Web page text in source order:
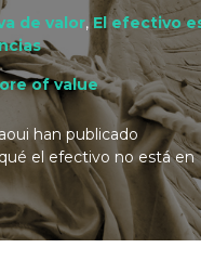
de valor,El efectivo
of value
han publicado
el efectivo no está en